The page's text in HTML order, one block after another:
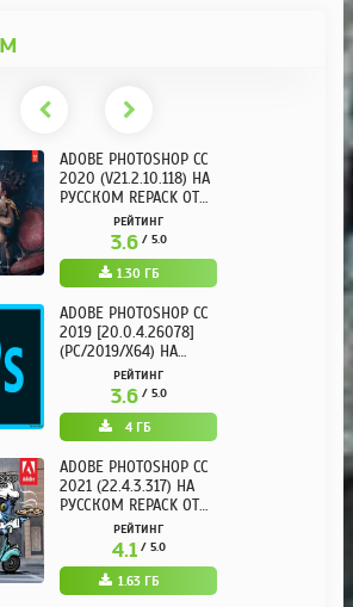
ADOBE PHOTOSHOP CC
2020 (V21.2.10.118) НА
РУССКОМ REPACK ОТ
KPOJIUKРЕЙТИНГ
3.6/ 5.0
1.30 ГБ
ADOBE PHOTOSHOP CC
2019 [20.0.4.26078]
(PC/2019/X64) НА
РУССКОМРЕЙТИНГ
3.6/ 5.0
4 ГБ
ADOBE PHOTOSHOP CC
2021 (22.4.3.317) НА
РУССКОМ REPACK ОТ
KPOJIUKРЕЙТИНГ
4.1 / 5.0
1.63 ГБ